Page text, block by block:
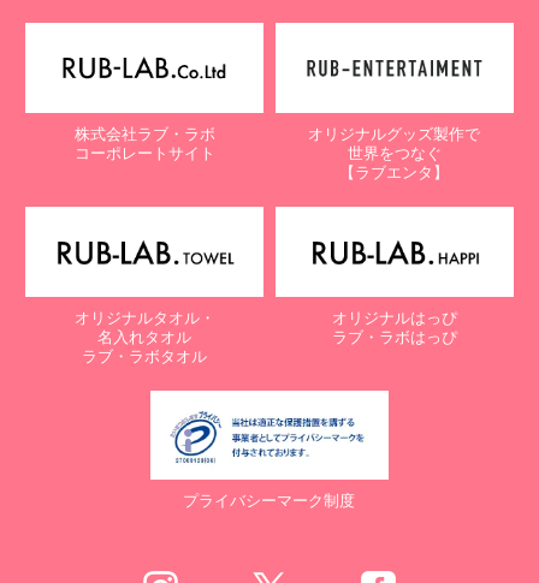
株式会社ラブ・ラボ
コーポレートサイト
オリジナルグッズ製作で
世界をつなぐ
【ラブエンタ】
オリジナルタオル・
名入れタオル
ラブ・ラボタオル
オリジナルはっぴ
ラブ・ラボはっぴ
プライバシーマーク制度